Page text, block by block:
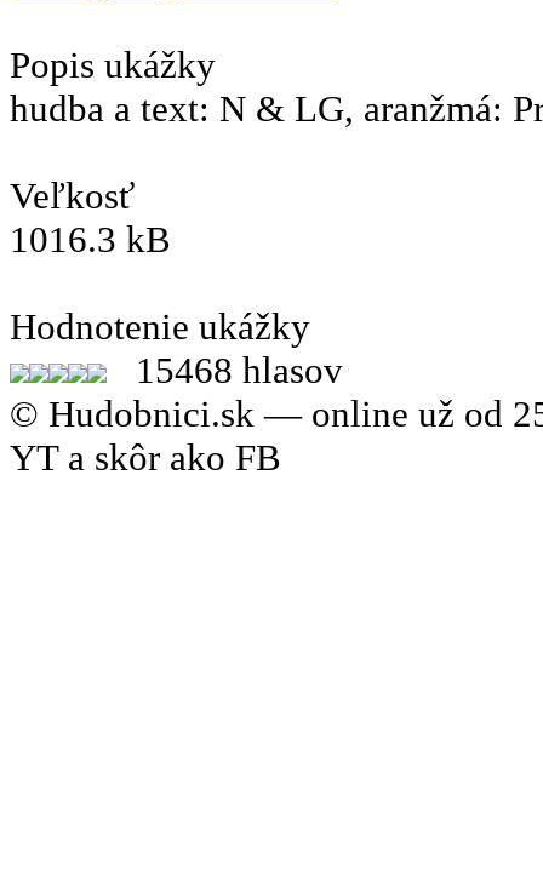
Popis ukážky
hudba a text: N & LG, aranžmá:
Veľkosť
1016.3 kB
Hodnotenie ukážky
15468 hlasov
© Hudobnici.sk — online už od
YT a skôr ako FB